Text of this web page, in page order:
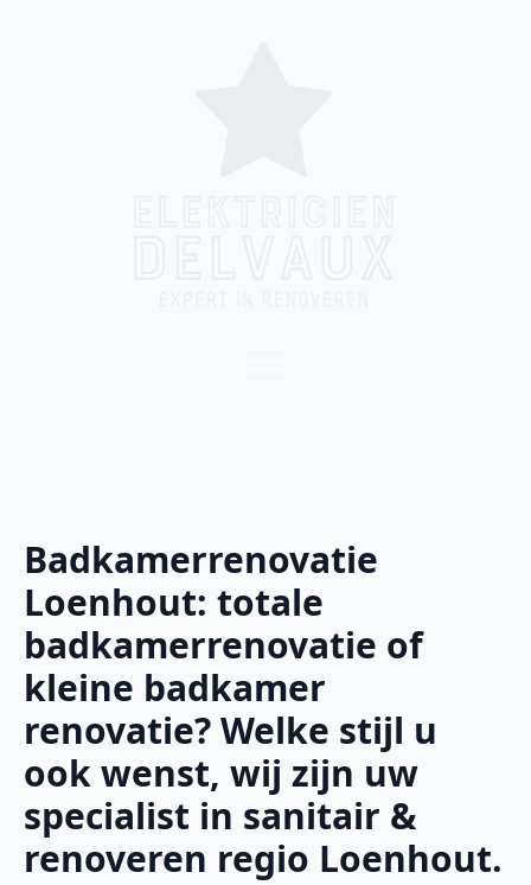
Badkamerrenovatie
Loenhout: totale
badkamerrenovatie of
kleine badkamer
renovatie? Welke stijl u
ook wenst, wij zijn uw
specialist in sanitair &
renoveren regio Loenhout.